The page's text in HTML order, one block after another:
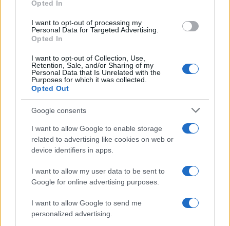
Opted In
I want to opt-out of processing my
Personal Data for Targeted Advertising.
Opted In
I want to opt-out of Collection, Use,
Retention, Sale, and/or Sharing of my
Personal Data that Is Unrelated with the
Purposes for which it was collected.
Opted Out
Google consents
I want to allow Google to enable storage
related to advertising like cookies on web or
device identifiers in apps.
I want to allow my user data to be sent to
Google for online advertising purposes.
I want to allow Google to send me
personalized advertising.
La Fortitudo sulle tracce di Tyler Cain
Il club emiliano si sta muovendo per un nuovo centro.
Redazione Sport Magazine · 18 Giu 2021